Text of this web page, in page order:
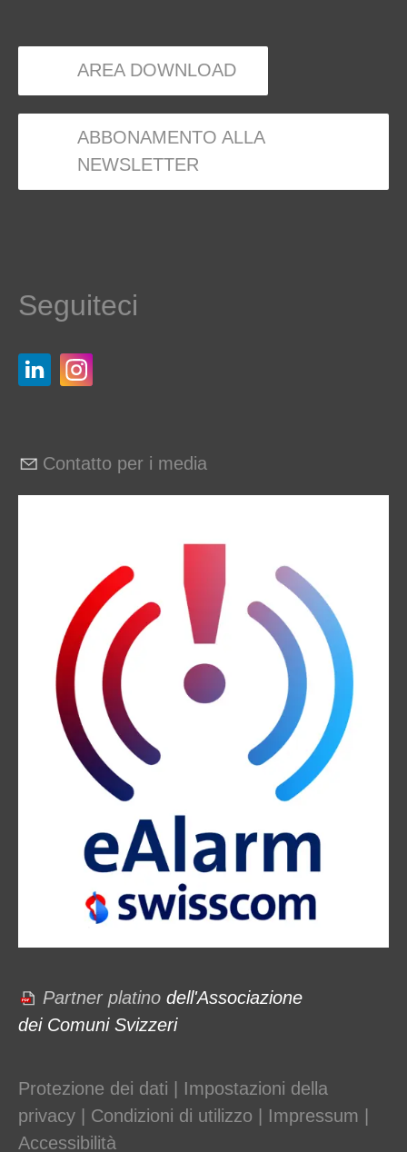
AREA DOWNLOAD
ABBONAMENTO ALLA
NEWSLETTER
Seguiteci
Contatto per i media
Partner platino dell'Associazione
dei Comuni Svizzeri
Protezione dei dati
Impostazioni della
privacy
Condizioni di utilizzo Impressum
Accessibilità